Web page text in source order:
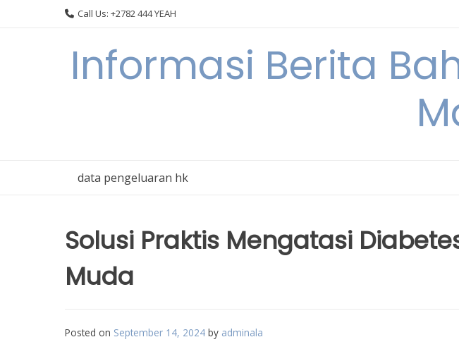
Call Us: +2782 444 YEAH
Informasi Berita
data pengeluaran hk
Solusi Praktis Mengatasi
Muda
Posted on September 14, 2024 by adminala